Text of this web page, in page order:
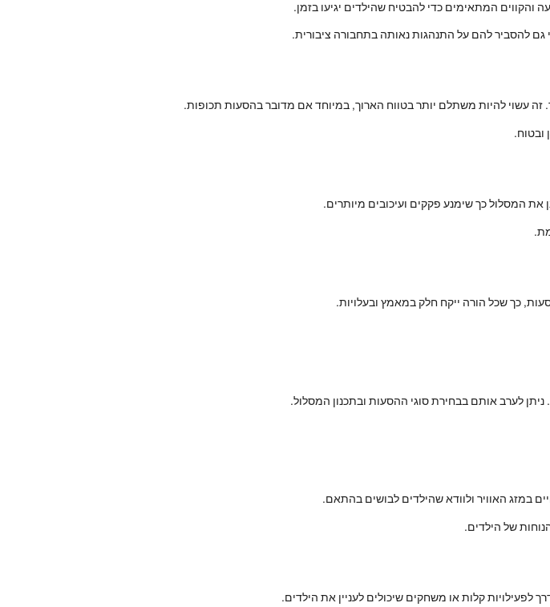
והקווים המתאימים כדי להבטיח שהילדים יגיעו בזמן.
להסביר להם על התנהגות נאותה בתחבורה ציבורית.
זה עשוי להיות משתלם יותר בטווח הארוך, במיוחד אם מדובר בהסעות תכופות.
ובטוח.
את המסלול כך שימנע פקקים ועיכובים מיותרים.
כך שכל הורה ייקח חלק במאמץ ובעלויות.
לערב אותם בבחירת סוגי ההסעות ובתכנון המסלול.
במזג האוויר ולוודא שהילדים לבושים בהתאם.
של הילדים.
לפעילויות קלות או משחקים שיכולים לעניין את הילדים.